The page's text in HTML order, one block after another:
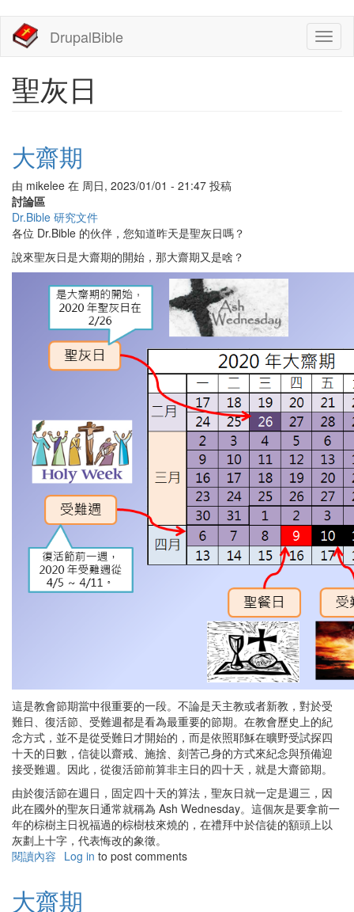
主
DrupalBible
聖灰日
大齋期
由 mikelee 在 周日, 2023/01/01 - 21:47 投稿
討論區
Dr.Bible 研究文件
各位 Dr.Bible 的伙伴，您知道昨天是聖灰日嗎？
說來聖灰日是大齋期的開始，那大齋期又是啥？
這是教會節期當中很重要的一段。不論是天主教或者新教，對於受
難日、復活節、受難週都是看為最重要的節期。在教會歷史上的紀
念方式，並不是從受難日才開始的，而是依照耶穌在曠野受試探四
十天的日數，信徒以齋戒、施捨、刻苦己身的方式來紀念與預備迎
接受難週。因此，從復活節前算非主日的四十天，就是大齋節期。
由於復活節在週日，固定四十天的算法，聖灰日就一定是週三，因
此在國外的聖灰日通常就稱為 Ash Wednesday。這個灰是要拿前一
年的棕樹主日祝福過的棕樹枝來燒的，在禮拜中於信徒的額頭上以
灰劃上十字，代表悔改的象徵。
閱讀內容 有
大
齋
Log in to post comments
大齋期